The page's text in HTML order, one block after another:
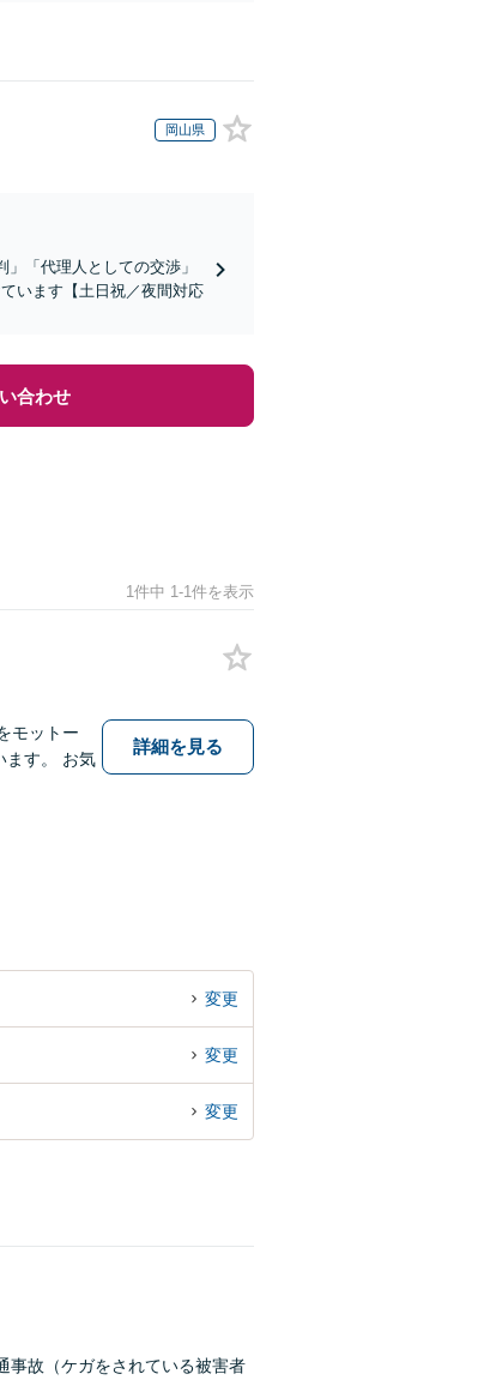
岡山県
「代理人としての交渉」
います【土日祝／夜間対応
合わせ
1件中 1-1件を表示
モットー
ます。 お気
詳細を見る
変更
変更
変更
事故（ケガをされている被害者